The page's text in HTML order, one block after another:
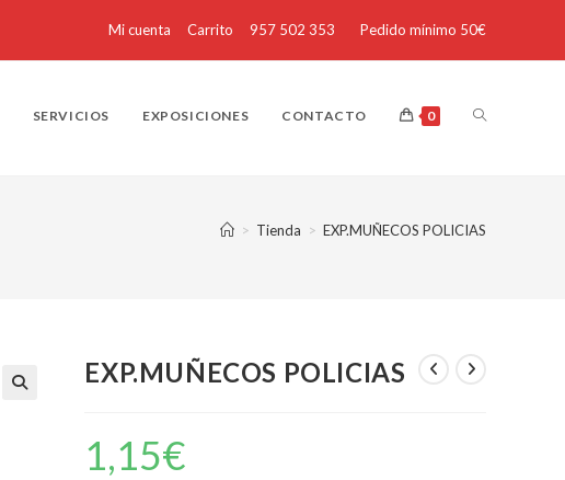
Mi cuenta Carrito 957 502 353 Pedido mínimo 50€
SERVICIOS EXPOSICIONES CONTACTO 0
> Tienda > EXP.MUÑECOS POLICIAS
EXP.MUÑECOS POLICIAS
1,15€